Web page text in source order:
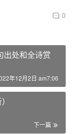
0
出处和全诗赏
年12月2日 am7:06
下一篇